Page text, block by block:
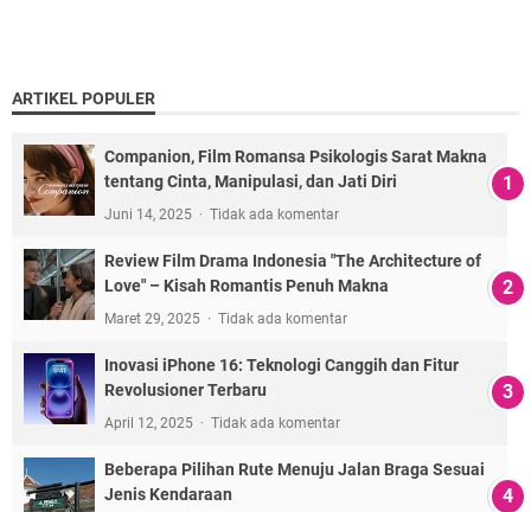
ARTIKEL POPULER
Companion, Film Romansa Psikologis Sarat Makna
tentang Cinta, Manipulasi, dan Jati Diri
Juni 14, 2025 Tidak ada komentar
Review Film Drama Indonesia "The Architecture of
Love" – Kisah Romantis Penuh Makna
Maret 29, 2025 Tidak ada komentar
Inovasi iPhone 16: Teknologi Canggih dan Fitur
Revolusioner Terbaru
April 12, 2025 Tidak ada komentar
Beberapa Pilihan Rute Menuju Jalan Braga Sesuai
Jenis Kendaraan